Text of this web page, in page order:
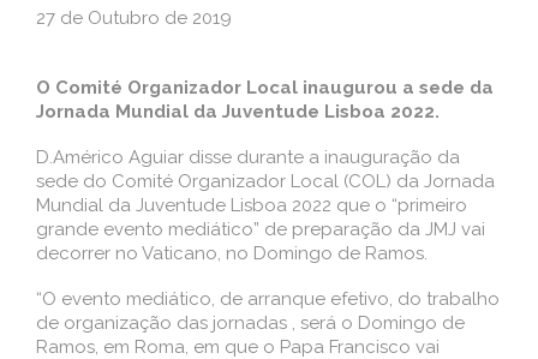
27 de Outubro de 2019
O Comité Organizador Local inaugurou a sede da
Jornada Mundial da Juventude Lisboa 2022.
D.Américo Aguiar disse durante a inauguração da
sede do Comité Organizador Local (COL) da Jornada
Mundial da Juventude Lisboa 2022 que o “primeiro
grande evento mediático” de preparação da JMJ vai
decorrer no Vaticano, no Domingo de Ramos.
“O evento mediático, de arranque efetivo, do trabalho
de organização das jornadas , será o Domingo de
Ramos, em Roma, em que o Papa Francisco vai